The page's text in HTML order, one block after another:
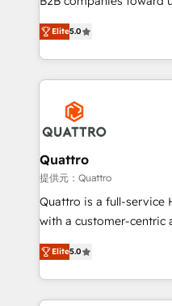
customer service. It's
to create great
happen.
focus is on fine-tuning
sales, and marketing
marketing agencies, we
operational aspects of
each cog in your
functioning optimally. With our expertise in leading
platforms like
wealth of knowledge
Our strategies are
needs, ensuring a
with your growth
Elite5.0
Quattro
提供元：Quattro
Quattro is a full-service
with a customer-centric
clients have the same
bespoke approach for
business growth
set-up, Migrations,
Elite5.0